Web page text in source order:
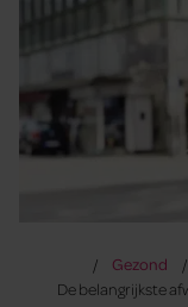
Gezond
De belangrijkste